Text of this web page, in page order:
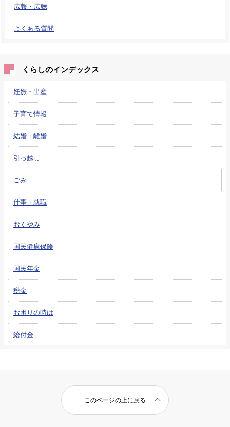
広報・広聴
よくある質問
くらしのインデックス
妊娠・出産
子育て情報
結婚・離婚
引っ越し
ごみ
仕事・就職
おくやみ
国民健康保険
国民年金
税金
お困りの時は
給付金
このページの上に戻る